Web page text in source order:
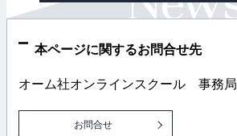
ン
本ページに関するお問合せ先
オーム社オンラインスクール 事務局
お問合せ